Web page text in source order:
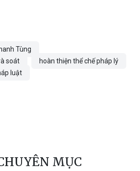
Tùng
soát
hoàn thiện thể chế pháp lý
luật
MỤC